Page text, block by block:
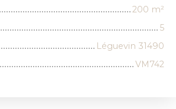
200 m²
5
Léguevin 31490
VM742